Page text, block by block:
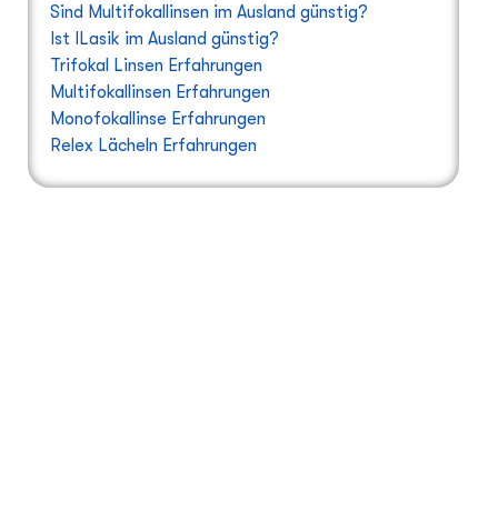
Sind Multifokallinsen im Ausland günstig?
Ist ILasik im Ausland günstig?
Trifokal Linsen Erfahrungen
Multifokallinsen Erfahrungen
Monofokallinse Erfahrungen
Relex Lächeln Erfahrungen